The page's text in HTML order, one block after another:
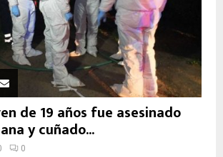
de 19 años fue asesinado
y cuñado...
0